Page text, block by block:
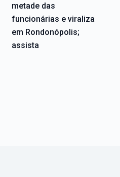
metade das
funcionárias e viraliza
em Rondonópolis;
assista